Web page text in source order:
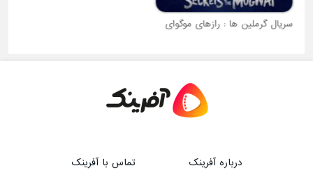
سریال گرملین ها : رازهای موگوای
درباره آفرینک تماس با آفرینک